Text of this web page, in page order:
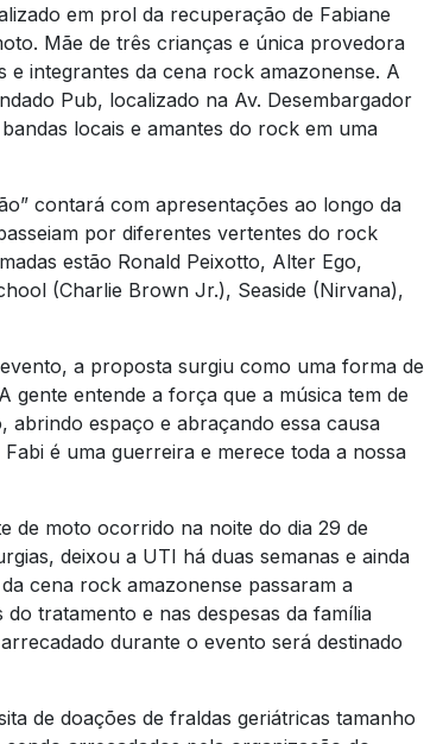
em prol da recuperação de Fabiane
Mãe de três crianças e única provedora
e integrantes da cena rock amazonense. A
Pub, localizado na Av. Desembargador
locais e amantes do rock em uma
contará com apresentações ao longo da
por diferentes vertentes do rock
estão Ronald Peixotto, Alter Ego,
(Charlie Brown Jr.), Seaside (Nirvana),
a proposta surgiu como uma forma de
gente entende a força que a música tem de
abrindo espaço e abraçando essa causa
é uma guerreira e merece toda a nossa
de moto ocorrido na noite do dia 29 de
deixou a UTI há duas semanas e ainda
cena rock amazonense passaram a
tratamento e nas despesas da família
durante o evento será destinado
de doações de fraldas geriátricas tamanho